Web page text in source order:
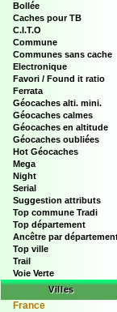
Bollée
Caches pour TB
C.I.T.O
Commune
Communes sans cache
Electronique
Favori / Found it ratio
Ferrata
Géocaches alti. mini.
Géocaches calmes
Géocaches en altitude
Géocaches oubliées
Hot Géocaches
Mega
Night
Serial
Suggestion attributs
Top commune Tradi
Top département
Ancêtre par
Top ville
Trail
Voie Verte
Villes
France